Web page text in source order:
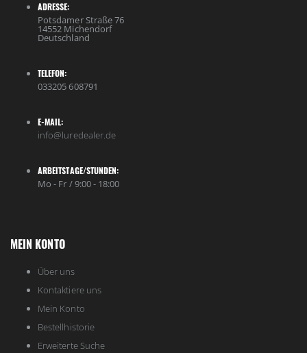
ADRESSE:
Potsdamer Straße 76
14552 Michendorf
Deutschland
TELEFON:
033205 608791
E-MAIL:
info@luredealer.de
ARBEITSTAGE/STUNDEN:
Mo - Fr / 9:00 - 18:00
MEIN KONTO
Über uns
Kontaktiere uns
Mein Konto
Bestellhistorie
Erweiterte Suche